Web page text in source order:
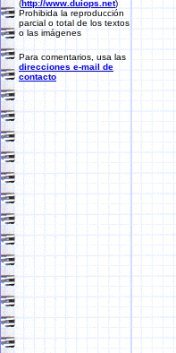
(http://www.duiops.net)
Prohibida la reproducción
parcial o total de los textos
o las imágenes
Para comentarios, usa las
direcciones e-mail de
contacto